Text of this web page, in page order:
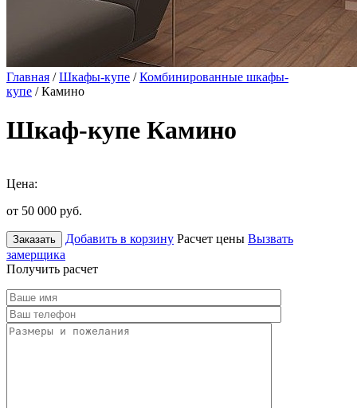
Главная /Шкафы-купе /Комбинированные шкафы-
купе / Камино
Шкаф-купе Камино
Цена:
от 50 000 руб.
Заказать Добавить в корзину Расчет цены Вызвать
замерщика
Получить расчет